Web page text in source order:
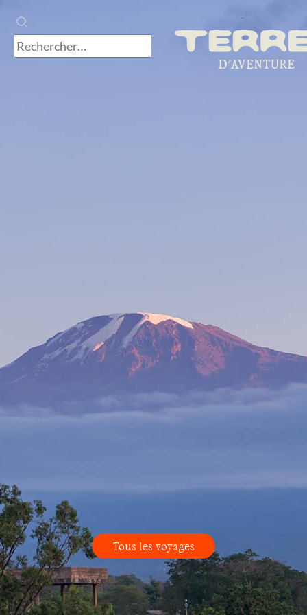
Tous les voyages